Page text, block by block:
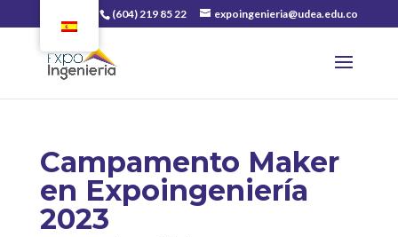
(604) 219 85 22 expoingenieria@udea.edu.co
Campamento Maker
en Expoingeniería
2023